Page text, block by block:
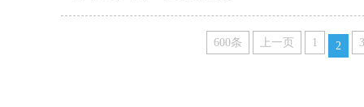
600条 上一页 1 2 3